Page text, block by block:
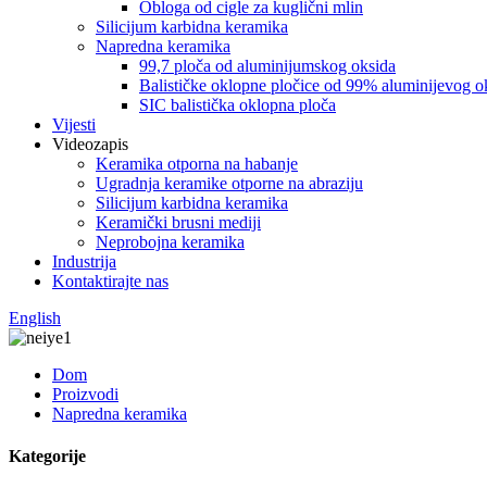
Obloga od cigle za kuglični mlin
Silicijum karbidna keramika
Napredna keramika
99,7 ploča od aluminijumskog oksida
Balističke oklopne pločice od 99% aluminijevog
SIC balistička oklopna ploča
Vijesti
Videozapis
Keramika otporna na habanje
Ugradnja keramike otporne na abraziju
Silicijum karbidna keramika
Keramički brusni mediji
Neprobojna keramika
Industrija
Kontaktirajte nas
English
Dom
Proizvodi
Napredna keramika
Kategorije